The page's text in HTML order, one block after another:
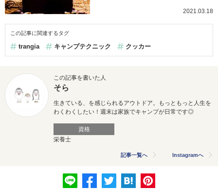
2021.03.18
この記事に関連するタグ
trangia キャンプテクニック クッカー
この記事を書いた人
そら
生きている、を感じられるアウトドア。
もっともっと人生を
わくわくしたい！ 週末は家族でキャンプが日常です◎
資格
栄養士
記事一覧へ Instagramへ